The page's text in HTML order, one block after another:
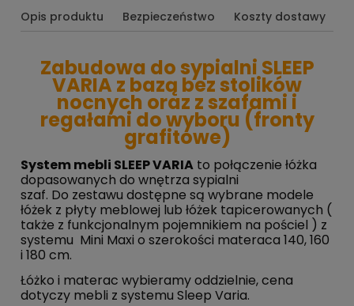
Opis produktu Bezpieczeństwo Koszty dostawy
Zabudowa do sypialni SLEEP
VARIA z bazą bez stolików
nocnych oraz z szafami i
regałami do wyboru (fronty
grafitowe)
System mebli SLEEP VARIA to połączenie łóżka
dopasowanych do wnętrza sypialni
szaf. Do zestawu dostępne są wybrane modele
łóżek z płyty meblowej lub łóżek tapicerowanych (
także z funkcjonalnym pojemnikiem na pościel ) z
systemu Mini Maxi o szerokości materaca 140, 160
i 180 cm.
Łóżko i materac wybieramy oddzielnie, cena
dotyczy mebli z systemu Sleep Varia.